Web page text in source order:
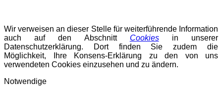
Wir verweisen an dieser Stelle für weiterführende Information
auch auf den Abschnitt Cookiesin unserer
Datenschutzerklärung. Dort finden Sie zudem die
Möglichkeit, Ihre Konsens-Erklärung zu den von uns
verwendeten Cookies einzusehen und zu ändern.
Notwendige